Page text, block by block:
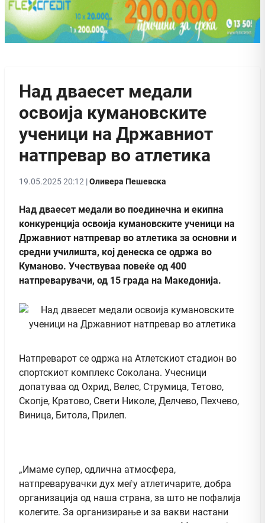
Над дваесет медали
освоија кумановските
ученици на Државниот
натпревар во атлетика
19.05.2025 20:12 |Оливера Пешевска
Над дваесет медали во поединечна и екипна
конкуренција освоија кумановските ученици на
Државниот натпревар во атлетика за основни и
средни училишта, кој денеска се одржа во
Куманово. Учествуваа повеќе од 400
натпреварувачи, од 15 града на Македонија.
Натпреварот се одржа на Атлетскиот стадион во
спортскиот комплекс Соколана. Учесници
допатуваа од Охрид, Велес, Струмица, Тетово,
Скопје, Кратово, Свети Николе, Делчево, Пехчево,
Виница, Битола, Прилеп.
„Имаме супер, одлична атмосфера,
натпреварувачки дух меѓу атлетичарите, добра
организација од наша страна, за што не пофалија
колегите. За организирање и за вакви настани